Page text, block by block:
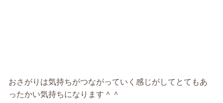
おさがりは気持ちがつながっていく感じがしてとてもあ
ったかい気持ちになります＾＾